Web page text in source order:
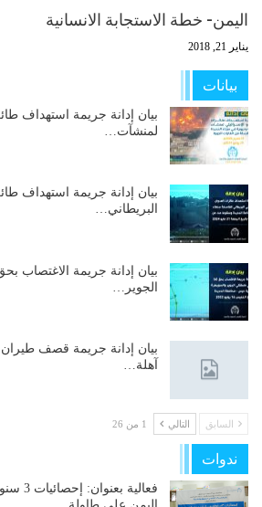
اليمن- خطة الاستجابة الانسانية
يناير 21, 2018
بيانات
بيان إدانة جريمة استهداف
لمنشآت…
بيان إدانة جريمة استهداف
البريطاني…
الجوير…
بيان إدانة جريمة قصف طيران
آهلة…
السابق التالي 1 من 26
ندوات